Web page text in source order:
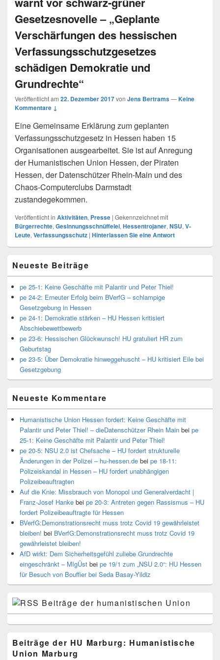
Gesetzesnovelle – „Geplante
Verschärfungen des hessischen
Verfassungsschutzgesetzes
schädigen Demokratie und
Grundrechte“
Veröffentlicht am 22. Dezember 2017von Jens Bertrams—Keine
Kommentare ↓
Eine Gemeinsame Erklärung zum geplanten
Verfassungsschutzgesetz in Hessen haben 15
Organisationen ausgearbeitet. Sie ist auf Anregung
der Humanistischen Union Hessen, der Piraten
Hessen, der Datenschützer Rhein-Main und des
Chaos-Computerclubs Darmstadt
zustandegekommen.
Veröffentlicht in Aktivitäten, Presse | Gekennzeichnet mit
Bürgerrechte, Gesinnungsschnüffelei, Hessentrojaner, NSU, V-
Leute, Verfassungsschutz | Hinterlassen Sie eine Antwort
Seitenleisten
Widget-
Bereich
Neueste Beiträge
pe 25-1: Keine Geschäfte mit Palantir und Peter Thiel!
pe 24-2: Erneuter Erfolg beim BVerfG – schlampige
Gesetzgebung in Hessen
pe 24-1: Demokratie stärken – HU Hessen kritisiert
Abschiebewettbewerb
pe 23-6: Hessischen Glückwunsch! HU gratuliert HR zum
Geburtstag
pe 23-5: Über Demokratie hinweggehuscht – HU kritisiert Eile bei
Gesetzgebung
Neueste Kommentare
Humanistische Union Hessen fordert: Keine Geschäfte mit
Palantir und Peter Thiel! – dieDatenschützer Rhein Main bei pe
25-1: Keine Geschäfte mit Palantir und Peter Thiel!
pe 20-5: NSU 2.0 ist Chefsache – HU fordert strukturelle
Änderungen in der Polizei – hu-hessen.de bei pe 18-11:
Polizeiskandal in Hessen – HU fordert unabhängigen
Polizeibeauftragten
Auf die Knie: Missbrauch von Monopol und Generalverdacht |
Franz-Josef Hanke bei pe 20-3: Antreten gegen Rassismus – HU
fordert Polizeibeauftragte für Hessen
BVerfG:Demonstrationsrecht muss trotz Covid 19 gewährleistet
bleiben! bei BVerfG:Demonstrationsrecht muss trotz Covid 19
gewährleistet bleiben!
AfD wirkt: Dem Sicherheitsgefühl zuliebe Grundrechte
eingeschränkt – MIgÜst bei pe 19/1 zum „NSU 2.0“: HU Hessen
für Besuch von Bouffier bei Seda Basay-Yildiz
Beiträge der humanistischen Union
Beiträge der HU Marburg: Humanistische
Union Marburg